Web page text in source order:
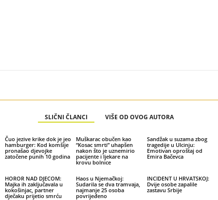
SLIČNI ČLANCI VIŠE OD OVOG AUTORA
Čuo jezive krike dok je jeo
hamburger: Kod komšije
pronašao djevojke
zatočene punih 10 godina
Muškarac obučen kao
“Kosac smrti” uhapšen
nakon što je uznemirio
pacijente i ljekare na
krovu bolnice
Sandžak u suzama zbog
tragedije u Ulcinju:
Emotivan oproštaj od
Emira Bačevca
HOROR NAD DJECOM:
Majka ih zaključavala u
kokošinjac, partner
dječaku prijetio smrću
Haos u Njemačkoj:
Sudarila se dva tramvaja,
najmanje 25 osoba
povrijeđeno
INCIDENT U HRVATSKOJ:
Dvije osobe zapalile
zastavu Srbije